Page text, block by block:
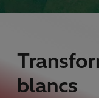
blancs